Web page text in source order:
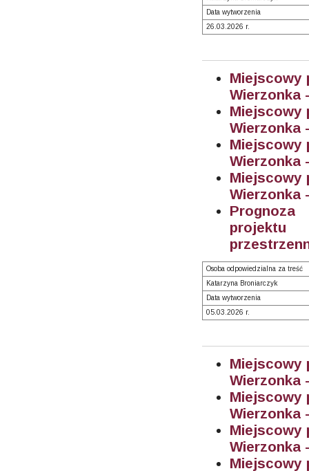
Data wytworzenia
26.03.2026 r.
Miejscowy
Wierzonka
Miejscowy
Wierzonka
Miejscowy
Wierzonka
Miejscowy
Wierzonka
projektu
Osoba odpowiedzialna za treść
Katarzyna Broniarczyk
Data wytworzenia
05.03.2026 r.
Miejscowy
Wierzonka
Miejscowy
Wierzonka
Miejscowy
Wierzonka
Miejscowy